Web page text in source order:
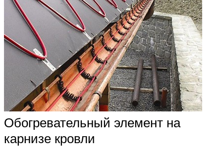
Обогревательный элемент на
карнизе кровли